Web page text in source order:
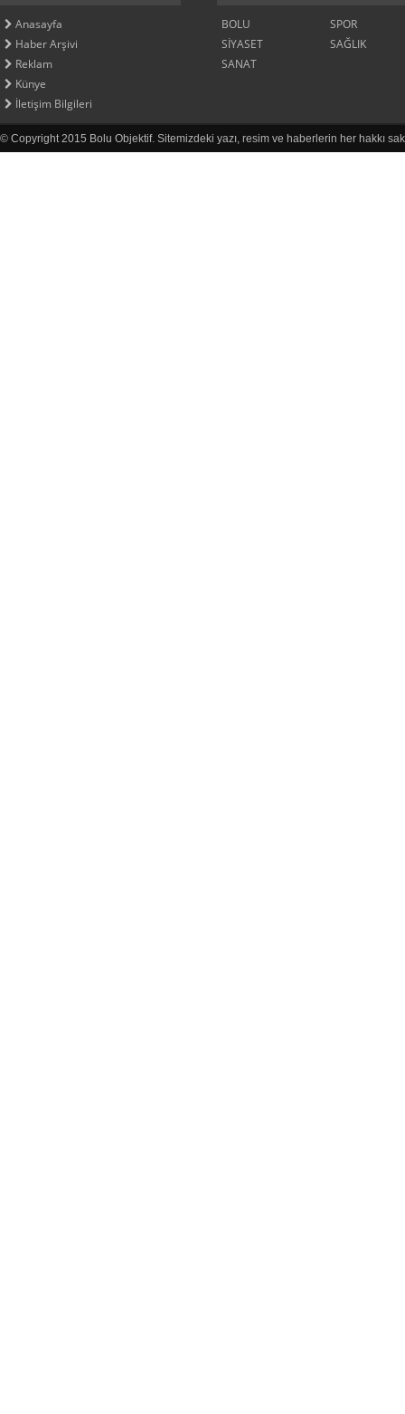
Anasayfa
Haber Arşivi
Reklam
Künye
İletişim Bilgileri
BOLU
SPOR
SİYASET
SAĞLIK
SANAT
© Copyright 2015 Bolu Objektif. Sitemizdeki yazı, resim ve haberlerin her hakkı